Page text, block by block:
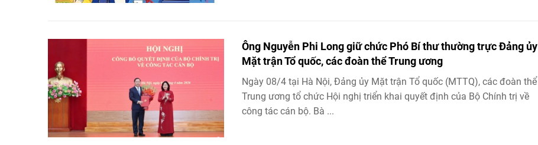
Ông Nguyễn Phi Long giữ chức Phó Bí thư thường trực Đảng ủy
Mặt trận Tổ quốc, các đoàn thể Trung ương
Ngày 08/4 tại Hà Nội, Đảng ủy Mặt trận Tổ quốc (MTTQ), các đoàn thể
Trung ương tổ chức Hội nghị triển khai quyết định của Bộ Chính trị về
công tác cán bộ. Bà ...